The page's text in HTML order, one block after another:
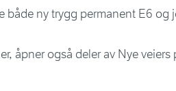
både ny trygg permanent E6 og
åpner også deler av Nye veiers